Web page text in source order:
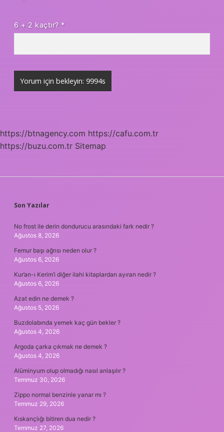
6 + 2 kaçtır? *
https://btnagency.com https://cafu.com.tr
https://buzu.com.tr Sitemap
SIDEBAR
Son Yazılar
No frost ile derin dondurucu arasındaki fark nedir ?
Ağustos 8, 2026
Femur başı ağrısı neden olur ?
Ağustos 6, 2026
Kur’an-ı Kerim’i diğer ilahi kitaplardan ayıran nedir ?
Ağustos 6, 2026
Azat edin ne demek ?
Ağustos 5, 2026
Buzdolabında yemek kaç gün bekler ?
Ağustos 4, 2026
Argoda çarka çıkmak ne demek ?
Ağustos 4, 2026
Alüminyum olup olmadığı nasıl anlaşılır ?
Temmuz 30, 2026
Zippo normal benzinle yanar mı ?
Temmuz 29, 2026
Kıskançlığı bitiren dua nedir ?
Temmuz 27, 2026